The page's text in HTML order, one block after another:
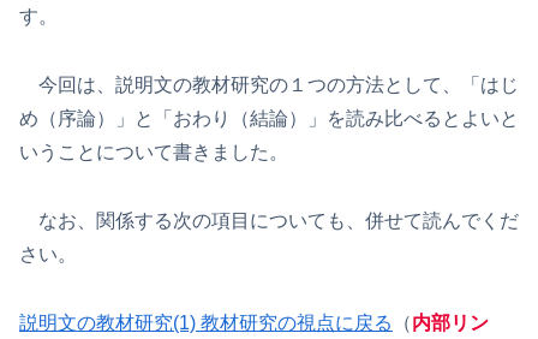
す。
今回は、説明文の教材研究の１つの方法として、「はじ
め（序論）」と「おわり（結論）」を読み比べるとよいと
いうことについて書きました。
なお、関係する次の項目についても、併せて読んでくだ
さい。
説明文の教材研究(1) 教材研究の視点に戻る （内部リン